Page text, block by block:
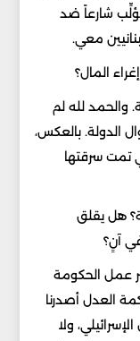
شارعاً ضد
معي.
المال؟
والحمد لله لم
الدولة. بالعكس،
تمت سرقتها
هل يقلق
آنٍ؟
عمل الحكومة
العدل أصدرنا
ولا